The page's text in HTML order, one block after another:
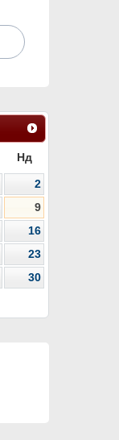
Нд
2
9
16
23
30